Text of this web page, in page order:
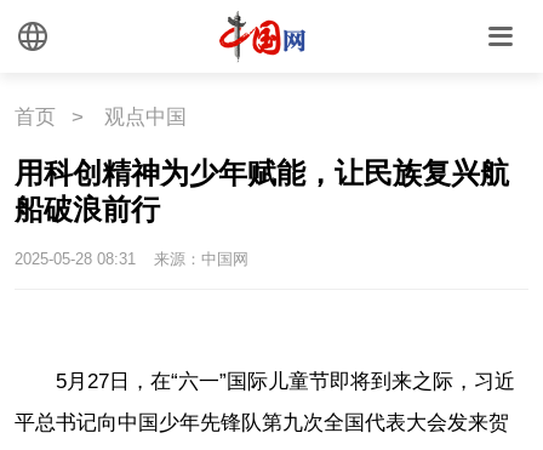
首页 > 观点中国
用科创精神为少年赋能，让民族复兴航
船破浪前行
2025-05-28 08:31 来源：中国网
5月27日，在“六一”国际儿童节即将到来之际，习近
平总书记向中国少年先锋队第九次全国代表大会发来贺